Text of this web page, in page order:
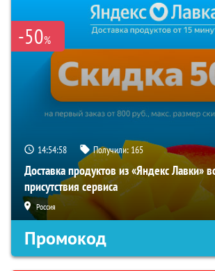
-50%
14:54:58 Получили: 165
Доставка продуктов из «Яндекс Лавки»
присутствия сервиса
Россия
Промокод